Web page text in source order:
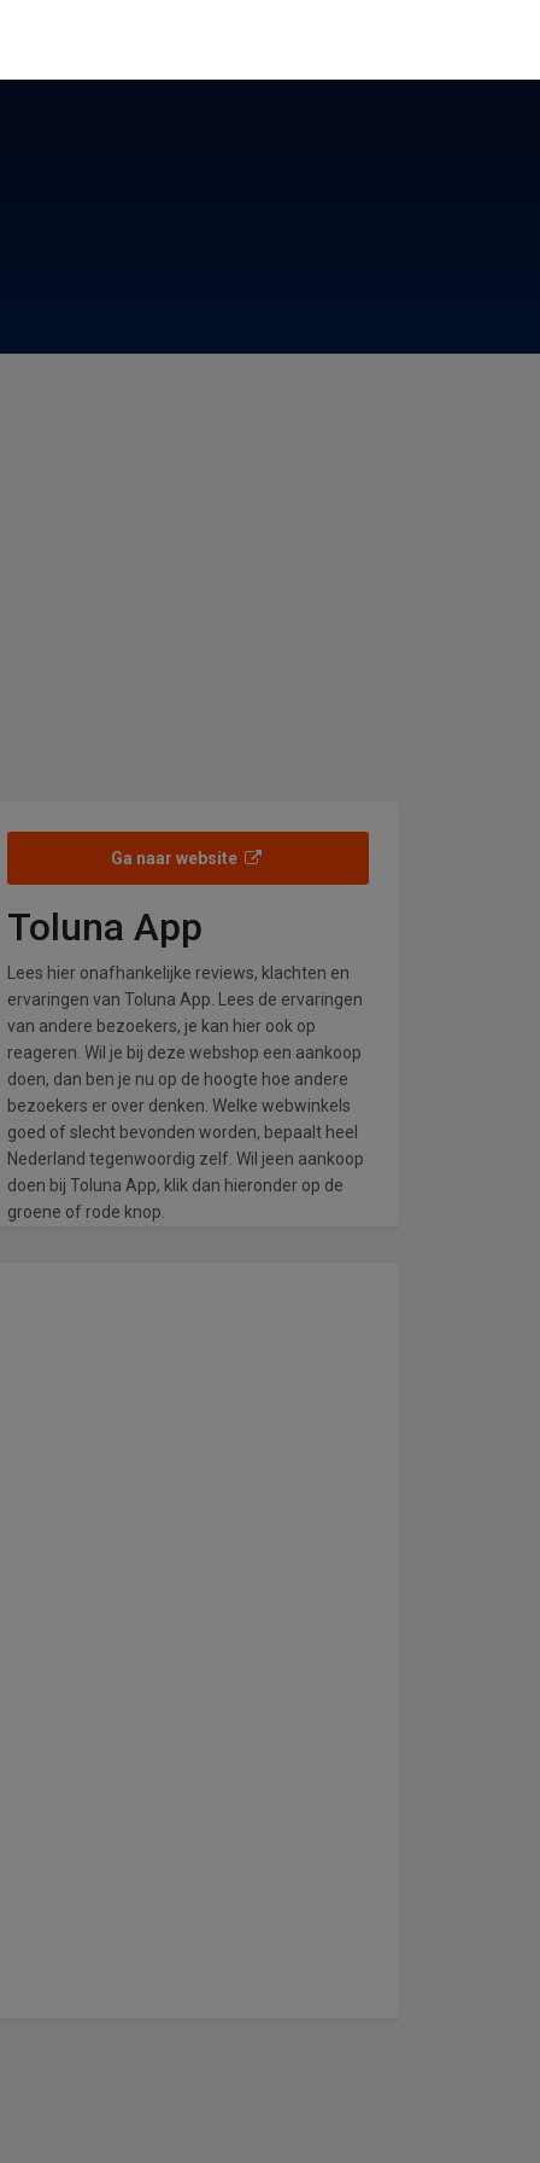
Ga naar website
Toluna App
Lees hier onafhankelijke reviews, klachten en
ervaringen van Toluna App. Lees de ervaringen
van andere bezoekers, je kan hier ook op
reageren. Wil je bij deze webshop een aankoop
doen, dan ben je nu op de hoogte hoe andere
bezoekers er over denken. Welke webwinkels
goed of slecht bevonden worden, bepaalt heel
Nederland tegenwoordig zelf. Wil jeen aankoop
doen bij Toluna App, klik dan hieronder op de
groene of rode knop.